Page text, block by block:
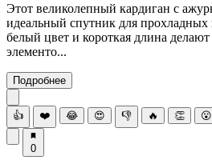
Этот великолепный кардиган с
идеальный спутник для
белый цвет и короткая длина
элементо...
Подробнее
👍 ❤️ 😂 😍 👎 🔥 👏 😮
0